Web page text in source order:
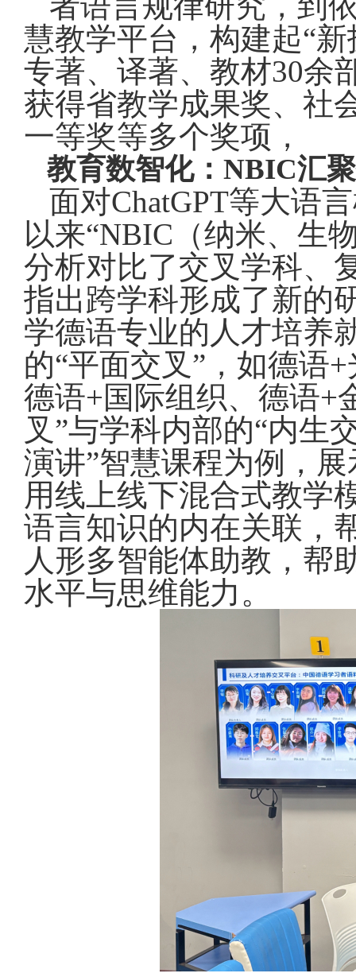
慧教学平台，构建起“
专著、译著、教材30余
获得省教学成果奖、社
一等奖等多个奖项，
教育数智化：NBIC汇
面对ChatGPT等大语
以来“NBIC （纳米、生
分析对比了交叉学科、
指出跨学科形成了新的
学德语专业的人才培养
的“平面交叉”，如德语+
德语+国际组织、德语+
叉”与学科内部的“内生
演讲”智慧课程为例，
用线上线下混合式教学
语言知识的内在关联，
人形多智能体助教，帮
水平与思维能力。